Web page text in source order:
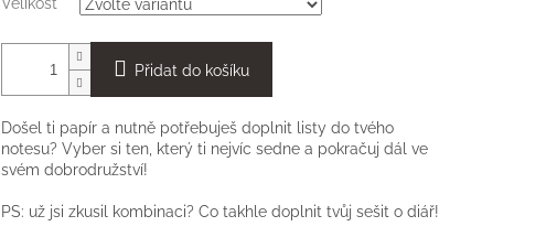
Velikost
Přidat do košíku
Došel ti papír a nutně potřebuješ doplnit listy do tvého
notesu? Vyber si ten, který ti nejvíc sedne a pokračuj dál ve
svém dobrodružství!
PS: už jsi zkusil kombinaci? Co takhle doplnit tvůj sešit o diář!